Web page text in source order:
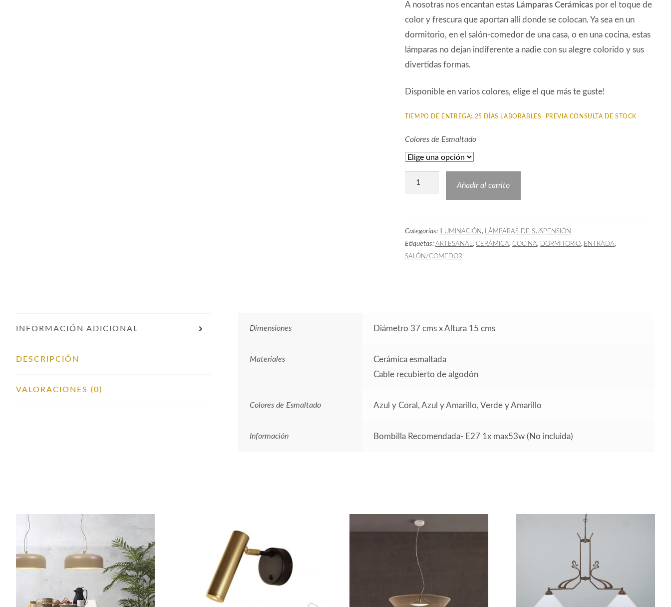
A nosotras nos encantan estas Lámparas Cerámicas por el toque de
color y frescura que aportan allí donde se colocan. Ya sea en un
dormitorio, en el salón-comedor de una casa, o en una cocina, estas
lámparas no dejan indiferente a nadie con su alegre colorido y sus
divertidas formas.
Disponible en varios colores, elige el que más te guste!
TIEMPO DE ENTREGA: 25 DÍAS LABORABLES- PREVIA CONSULTA DE STOCK
Colores de Esmaltado
Lámpara
Añadir al carrito
Categorías: ILUMINACIÓN, LÁMPARAS DE SUSPENSIÓN
Etiquetas:ARTESANAL,CERÁMICA,COCINA, DORMITORIO, ENTRADA,
SALÓN/COMEDOR
INFORMACIÓN ADICIONAL
DESCRIPCIÓN
VALORACIONES (0)
Dimensiones Diámetro 37 cms x Altura 15 cms
Materiales
Cerámica esmaltada
Cable recubierto de algodón
Colores de Esmaltado Azul y Coral, Azul y Amarillo, Verde y Amarillo
Información Bombilla Recomendada- E27 1x max53w (No incluida)